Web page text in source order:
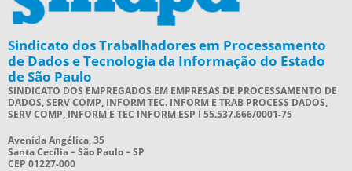
Sindicato dos Trabalhadores em Processamento
de Dados e Tecnologia da Informação do Estado
de São Paulo
SINDICATO DOS EMPREGADOS EM EMPRESAS DE PROCESSAMENTO DE
DADOS, SERV COMP, INFORM TEC. INFORM E TRAB PROCESS DADOS,
SERV COMP, INFORM E TEC INFORM ESP I 55.537.666/0001-75
Avenida Angélica, 35
Santa Cecília – São Paulo – SP
CEP 01227-000